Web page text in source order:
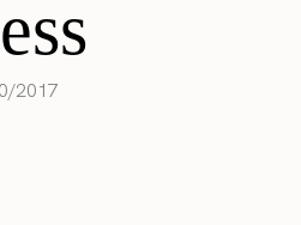
2017